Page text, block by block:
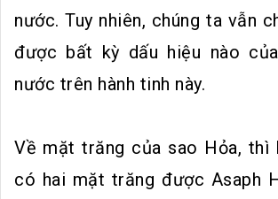
nước. Tuy nhiên, chúng ta vẫn
được bất kỳ dấu hiệu nào
nước trên hành tinh này.
Về mặt trăng của sao Hỏa, thì
có hai mặt trăng được Asaph